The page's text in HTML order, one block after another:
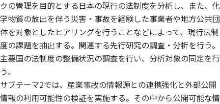
クの管理を目的とする日本の現行の法制度を分析し、また、化
学物質の放出を伴う災害・事故を経験した事業者や地方公共団
体を対象としたヒアリングを行うことなどによって、現行法制
度の課題を抽出する。関連する先行研究の調査・分析を行う。
主要国の法制度の整備状況の調査を行い、分析対象の同定を行
う。
サブテーマ2では、産業事故の情報源との連携強化と外部公開
情報の利用可能性の検証を実施する。その中から公開可能な情